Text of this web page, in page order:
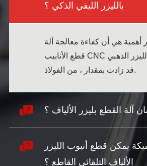
بالليزر الليفي الذكي ؟
أهمية هي أن كفاءة معالجة آلة
قطع الأنابيب CNC المتطورة بالليزر الذهبي
قد زادت بمقدار ، من الفولاذ.
آلة القطع بليزر الألياف ؟
يمكن قطع أنبوب الليزر
الألياف التلقائي القاطع ؟